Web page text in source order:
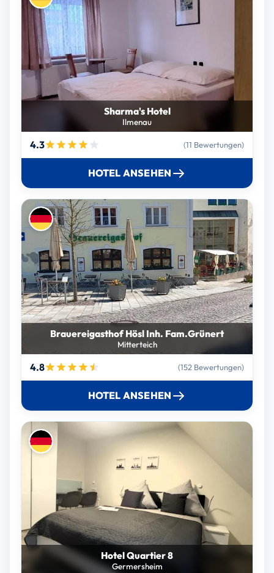
Sharma's Hotel
Ilmenau
4.3 (11 Bewertungen)
HOTEL ANSEHEN
Brauereigasthof Hösl Inh. Fam.Grünert
Mitterteich
4.8 (152 Bewertungen)
HOTEL ANSEHEN
Hotel Quartier 8
Germersheim